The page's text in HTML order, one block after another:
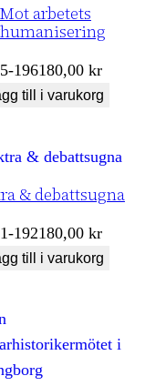
Mot arbetets
196180,00kr
till i varukorg
& debattsugna
192180,00kr
till i varukorg